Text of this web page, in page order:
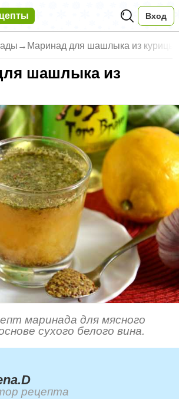
Вход
→ Маринад для шашлыка из курицы
шашлыка из
маринада для мясного
сухого белого вина.
рецепта